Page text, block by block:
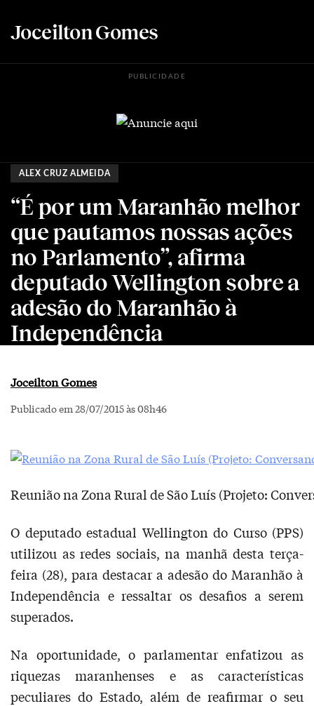
Joceilton Gomes
PUBLICIDADE
ALEX CRUZ ALMEIDA
“É por um Maranhão melhor
que pautamos nossas ações
no Parlamento”, afirma
deputado Wellington sobre a
adesão do Maranhão à
Independência
Joceilton Gomes
Publicado em 28/07/2015 às 08h46
Reunião na Zona Rural de São Luís (Projeto:
O deputado estadual Wellington do Curso (PPS)
utilizou as redes sociais, na manhã desta terça-
feira (28), para destacar a adesão do Maranhão à
Independência e ressaltar os desafios a serem
superados.
Na oportunidade, o parlamentar enfatizou as
riquezas maranhenses e as características
peculiares do Estado, além de reafirmar o seu